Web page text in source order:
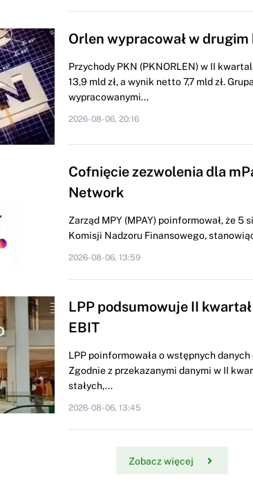
Orlen wypracował w
Przychody PKN (PKNORLEN) w II
13,9 mld zł, a wynik netto 7,7 mld zł.
wypracowanymi...
2026-08-06, 20:16
Cofnięcie zezwolenia dla
Network
Zarząd MPY (MPAY) poinformował, że 5
Komisji Nadzoru Finansowego,
2026-08-06, 13:59
LPP podsumowuje II
EBIT
LPP poinformowała o wstępnych
Zgodnie z przekazanymi danymi w II
stałych,...
2026-08-06, 13:45
Zobacz więcej